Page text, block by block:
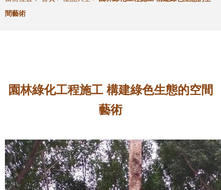
間藝術
園林綠化工程施工 構建綠色生態的空間
藝術